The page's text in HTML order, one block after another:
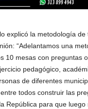
explicó la metodología
“Adelantamos una
10 mesas con preguntas
pedagógico,
de diferentes
todos construir las
República para que